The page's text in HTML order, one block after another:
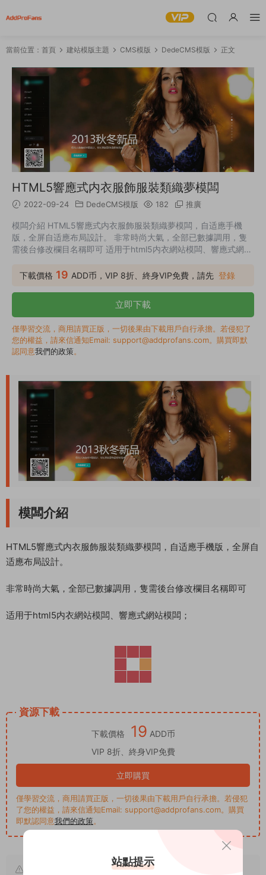
當前位置： 首頁 建站模版主題 CMS模版 DedeCMS模版 正文
HTML5響應式内衣服飾服裝類織夢模闆
2022-09-24 DedeCMS模版 182 推廣
模闆介紹 HTML5響應式内衣服飾服裝類織夢模闆，自适應手機
版，全屏自适應布局設計。 非常時尚大氣，全部已數據調用，隻
需後台修改欄目名稱即可 适用于html5内衣網站模闆、響應式網站
下載價格 19 ADD币，VIP 8折、終身VIP免費，請先 登錄
立即下載
僅學習交流，商用請買正版，一切後果由下載用戶自行承擔。若侵犯了
您的權益，請來信通知Email: support@addprofans.com。購買即默
認同意我們的政策。
模闆介紹
HTML5響應式内衣服飾服裝類織夢模闆，自适應手機版，全屏自
适應布局設計。
非常時尚大氣，全部已數據調用，隻需後台修改欄目名稱即可
适用于html5内衣網站模闆、響應式網站模闆；
資源下載
下載價格 19 ADD币
VIP 8折、終身VIP免費
立即購買
僅學習交流，商用請買正版，一切後果由下載用戶自行承擔。若侵犯
了您的權益，請來信通知Email: support@addprofans.com。購買
即默認同意我們的政策。
https://addprofans.com/html5-responsive-
站點提示